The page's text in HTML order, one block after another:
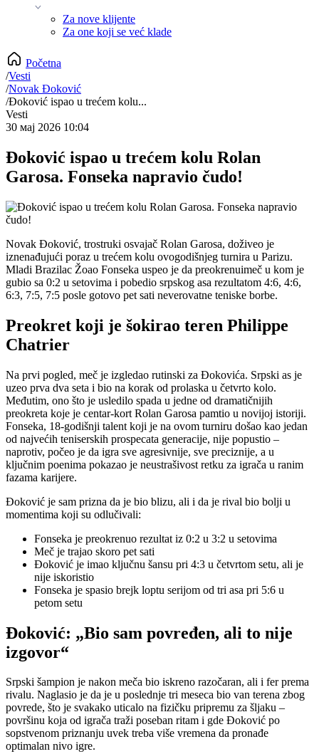
Za nove klijente
Za one koji se već klade
Početna
/Vesti
/Novak Đoković
/Đoković ispao u trećem kolu...
Vesti
30 мај 2026 10:04
Đoković ispao u trećem kolu Rolan
Garosa. Fonseka napravio čudo!
Novak Đoković, trostruki osvajač Rolan Garosa, doživeo je
iznenađujući poraz u trećem kolu ovogodišnjeg turnira u Parizu.
Mladi Brazilac Žoao Fonseka uspeo je da preokrenuimeč u kom je
gubio sa 0:2 u setovima i pobedio srpskog asa rezultatom 4:6, 4:6,
6:3, 7:5, 7:5 posle gotovo pet sati neverovatne teniske borbe.
Preokret koji je šokirao teren Philippe
Chatrier
Na prvi pogled, meč je izgledao rutinski za Đokovića. Srpski as je
uzeo prva dva seta i bio na korak od prolaska u četvrto kolo.
Međutim, ono što je usledilo spada u jedne od dramatičnijih
preokreta koje je centar-kort Rolan Garosa pamtio u novijoj istoriji.
Fonseka, 18-godišnji talent koji je na ovom turniru došao kao jedan
od najvećih teniserskih prospecata generacije, nije popustio –
naprotiv, počeo je da igra sve agresivnije, sve preciznije, a u
ključnim poenima pokazao je neustrašivost retku za igrača u ranim
fazama karijere.
Đoković je sam prizna da je bio blizu, ali i da je rival bio bolji u
momentima koji su odlučivali:
Fonseka je preokrenuo rezultat iz 0:2 u 3:2 u setovima
Meč je trajao skoro pet sati
Đoković je imao ključnu šansu pri 4:3 u četvrtom setu, ali je
nije iskoristio
Fonseka je spasio brejk loptu serijom od tri asa pri 5:6 u
petom setu
Đoković: „Bio sam povređen, ali to nije
izgovor“
Srpski šampion je nakon meča bio iskreno razočaran, ali i fer prema
rivalu. Naglasio je da je u poslednje tri meseca bio van terena zbog
povrede, što je svakako uticalo na fizičku pripremu za šljaku –
površinu koja od igrača traži poseban ritam i gde Đoković po
sopstvenom priznanju uvek treba više vremena da pronađe
optimalan nivo igre.